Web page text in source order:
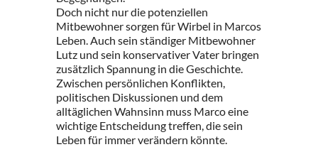
Doch nicht nur die potenziellen
Mitbewohner sorgen für Wirbel in Marcos
Leben. Auch sein ständiger Mitbewohner
Lutz und sein konservativer Vater bringen
zusätzlich Spannung in die Geschichte.
Zwischen persönlichen Konflikten,
politischen Diskussionen und dem
alltäglichen Wahnsinn muss Marco eine
wichtige Entscheidung treffen, die sein
Leben für immer verändern könnte.